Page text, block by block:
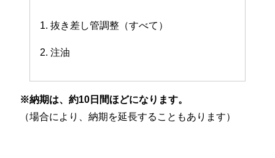
1. 抜き差し管調整（すべて）
2. 注油
※納期は、約10日間ほどになります。
（場合により、納期を延長することもあります）